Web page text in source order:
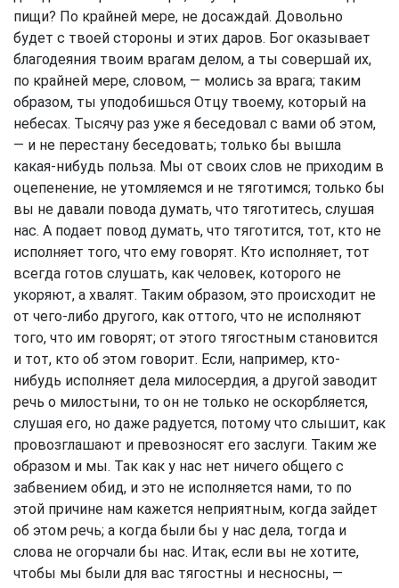
пищи? По крайней мере, не досаждай. Довольно
будет с твоей стороны и этих даров. Бог оказывает
благодеяния твоим врагам делом, а ты совершай их,
по крайней мере, словом, — молись за врага; таким
образом, ты уподобишься Отцу твоему, который на
небесах. Тысячу раз уже я беседовал с вами об этом,
— и не перестану беседовать; только бы вышла
какая-нибудь польза. Мы от своих слов не приходим в
оцепенение, не утомляемся и не тяготимся; только бы
вы не давали повода думать, что тяготитесь, слушая
нас. А подает повод думать, что тяготится, тот, кто не
исполняет того, что ему говорят. Кто исполняет, тот
всегда готов слушать, как человек, которого не
укоряют, а хвалят. Таким образом, это происходит не
от чего-либо другого, как оттого, что не исполняют
того, что им говорят; от этого тягостным становится
и тот, кто об этом говорит. Если, например, кто-
нибудь исполняет дела милосердия, а другой заводит
речь о милостыни, то он не только не оскорбляется,
слушая его, но даже радуется, потому что слышит, как
провозглашают и превозносят его заслуги. Таким же
образом и мы. Так как у нас нет ничего общего с
забвением обид, и это не исполняется нами, то по
этой причине нам кажется неприятным, когда зайдет
об этом речь; а когда были бы у нас дела, тогда и
слова не огорчали бы нас. Итак, если вы не хотите,
чтобы мы были для вас тягостны и несносны, —